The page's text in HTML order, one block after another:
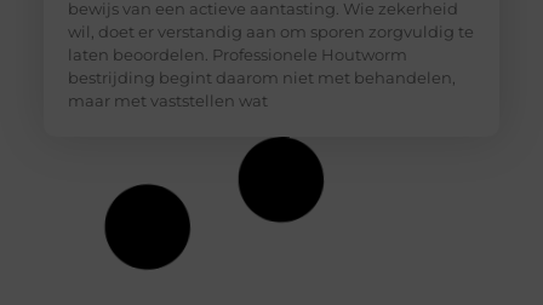
advertenties beter afstemmen op uw voorkeuren. Lees ons
cookiebeleid] voor meer informatie.
Weigeren
Bekijk Voorkeuren
bewijs van een actieve aantasting. Wie zekerheid
wil, doet er verstandig aan om sporen zorgvuldig te
laten beoordelen. Professionele Houtworm
bestrijding begint daarom niet met behandelen,
maar met vaststellen wat